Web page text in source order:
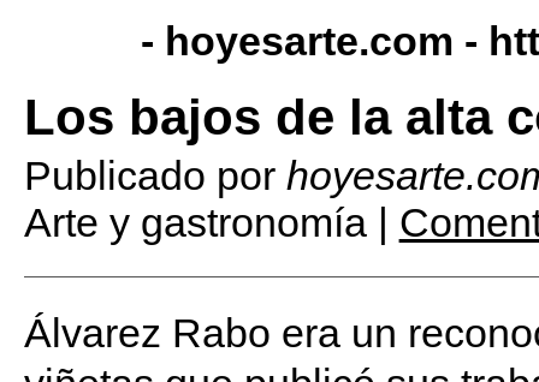
- hoyesarte.com -
Los bajos de la alta
Publicado por
Arte y gastronomía |
Álvarez Rabo era un